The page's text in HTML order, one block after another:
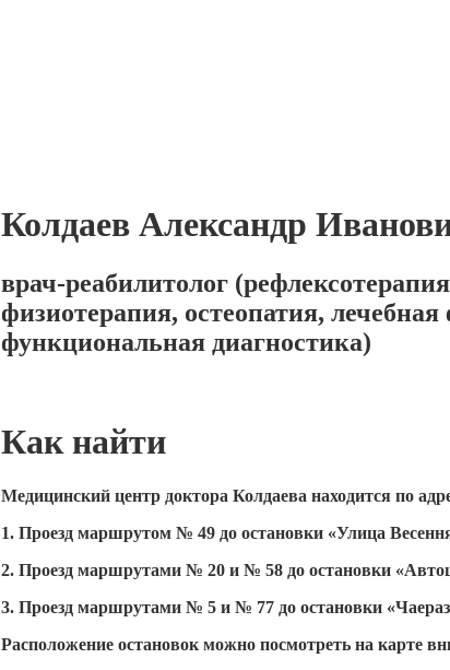
Колдаев Александр
врач-реабилитолог
физиотерапия, остеопатия, лечебная
функциональная диагностика)
Как найти
Медицинский центр доктора Колдаева находится по
1. Проезд маршрутом № 49 до остановки «Улица
2. Проезд маршрутами № 20 и № 58 до остановки
3. Проезд маршрутами № 5 и № 77 до остановки
Расположение остановок можно посмотреть на карте